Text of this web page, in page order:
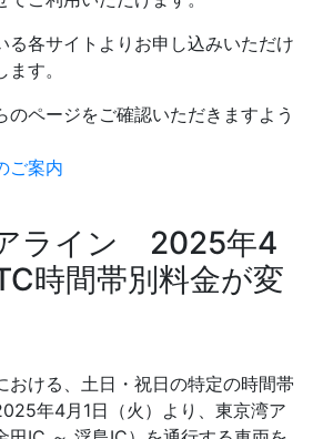
る各サイトよりお申し込みいただけ
す。
のページをご確認いただきますよう
ご案内
ライン 2025年4
時間帯別料金が変
おける、土日・祝日の特定の時間帯
年4月1日（火）より、東京湾ア